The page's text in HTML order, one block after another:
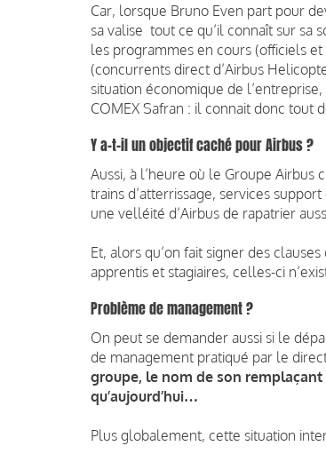
Car, lorsque Bruno Even part pour
sa valise tout ce qu’il connaît sur sa
les programmes en cours (officiels
(concurrents direct d’Airbus
situation économique de
COMEX Safran : il connait donc tout
Y a-t-il un objectif caché pour Airbus ?
Aussi, à l’heure où le Groupe
trains d’atterrissage, services
une velléité d’Airbus de rapatrier
Et, alors qu’on fait signer des
apprentis et stagiaires, celles-ci
Problème de management ?
On peut se demander aussi si le
de management pratiqué par le
groupe, le nom de son remplaçant
qu’aujourd’hui…
Plus globalement, cette situation